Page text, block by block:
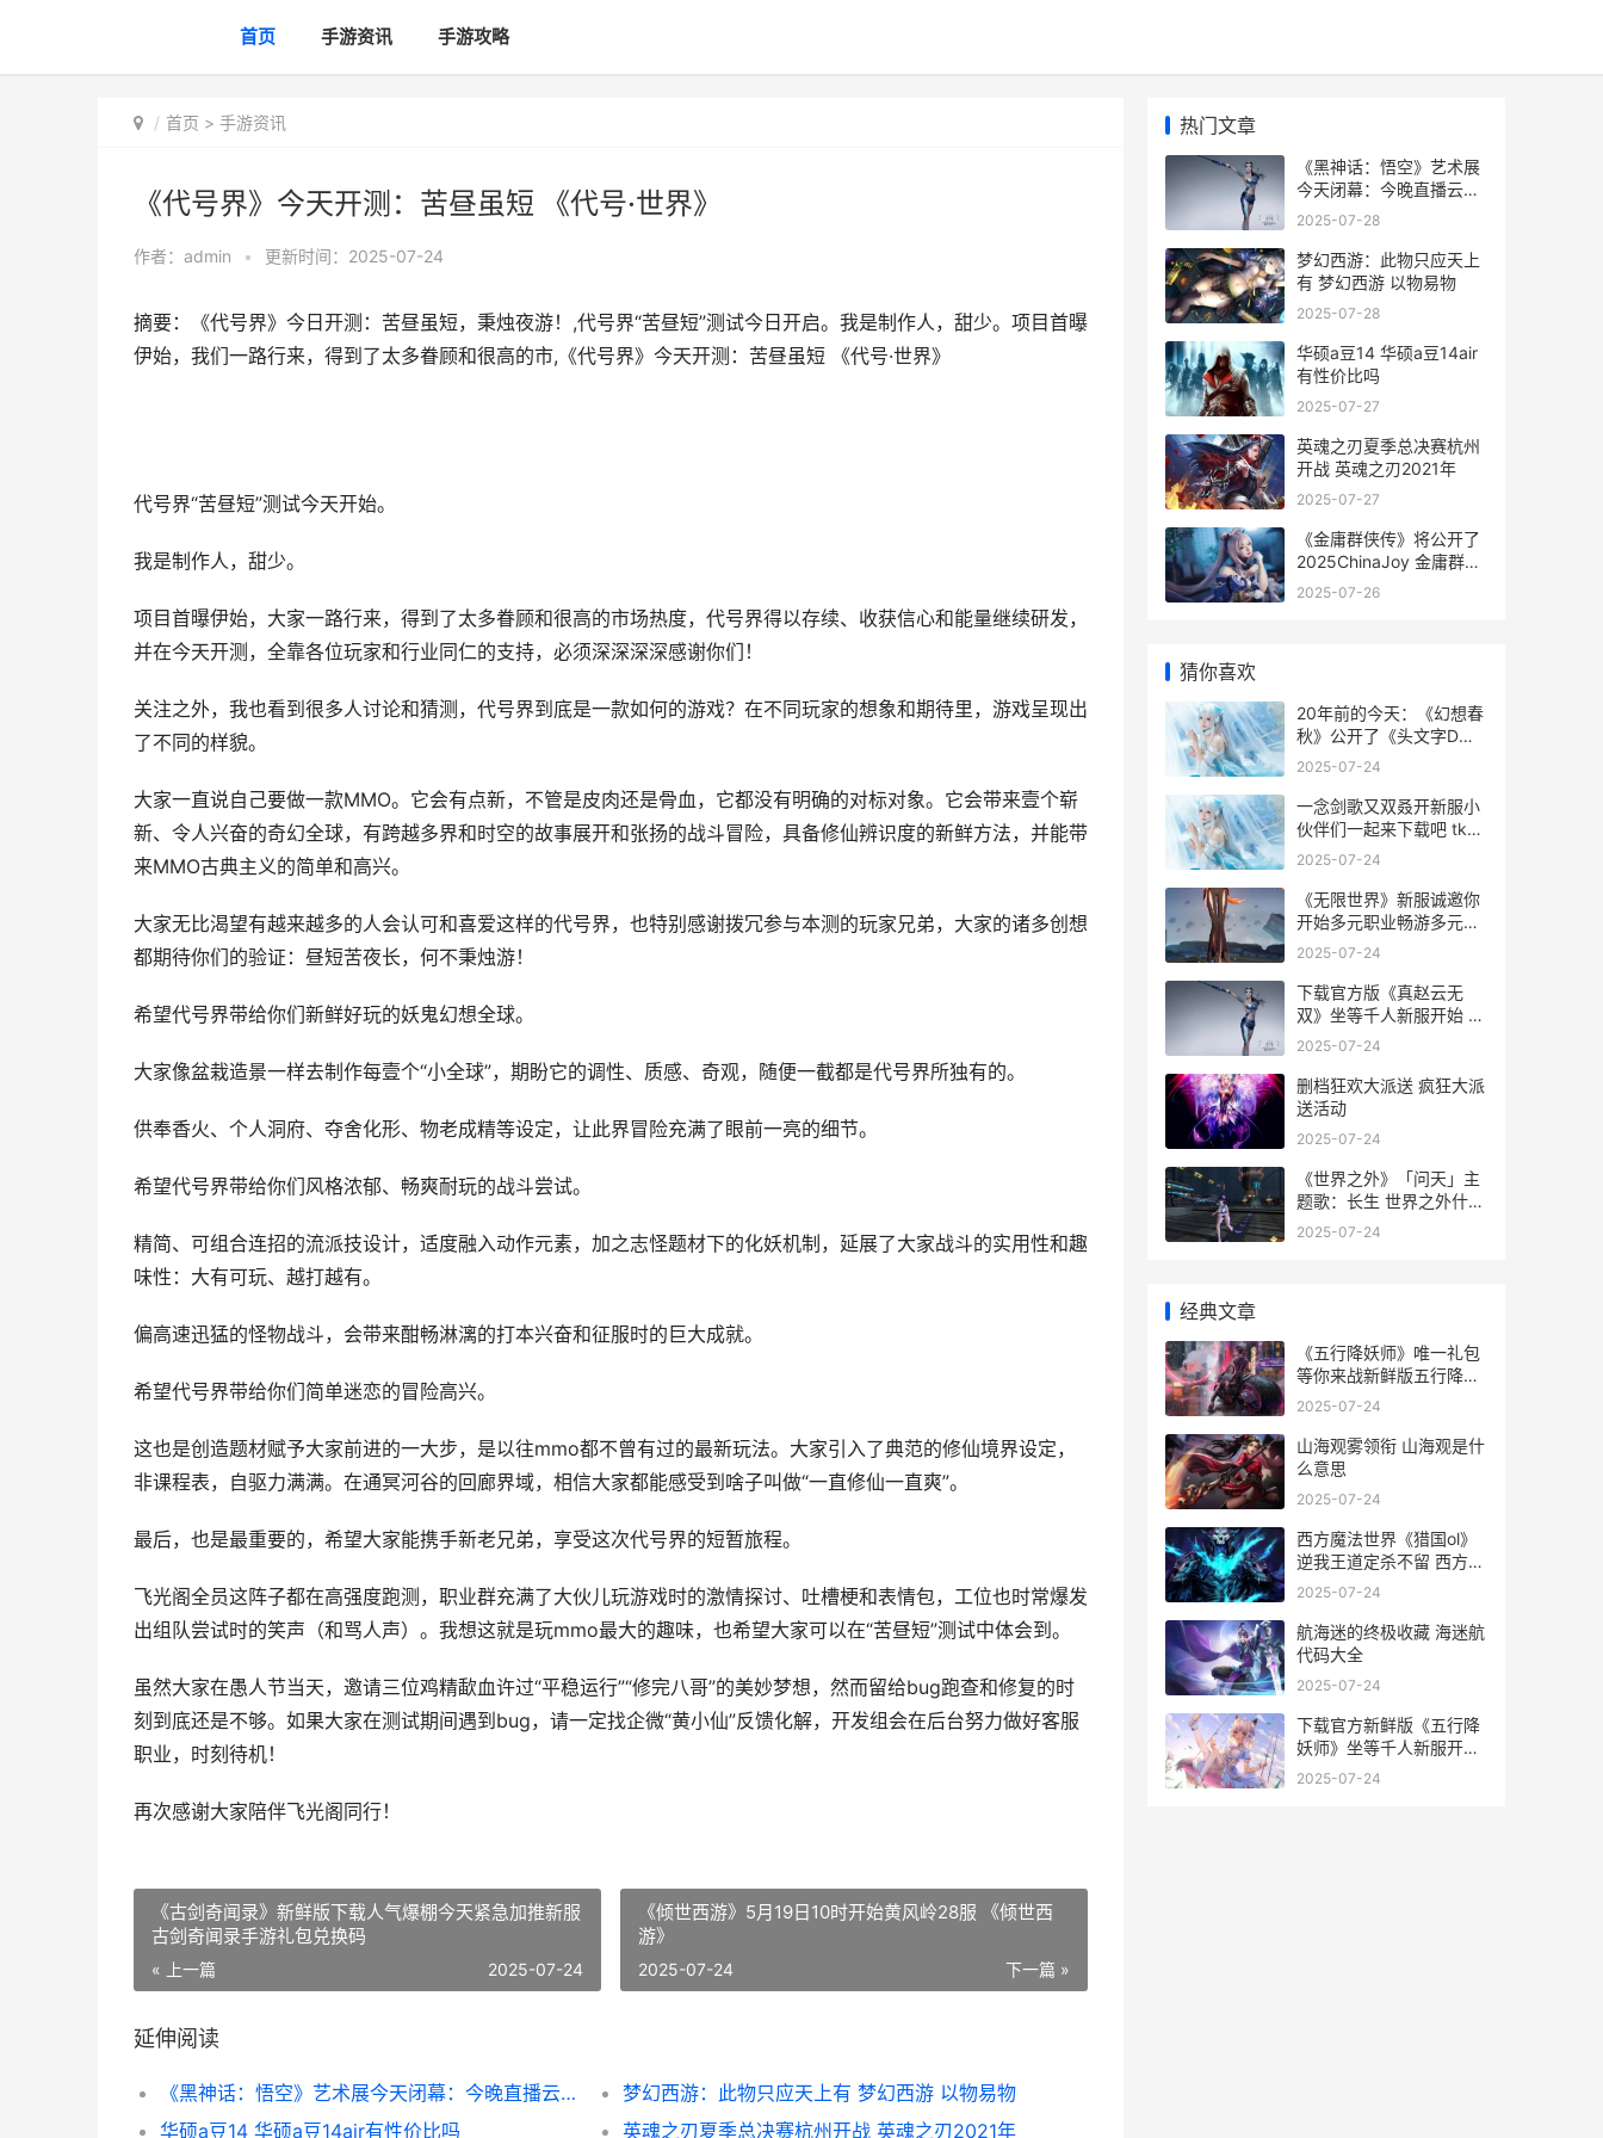
首页 手游资讯 手游攻略
首页 > 手游资讯
《代号界》今天开测：苦昼虽短 《代号·世界》
作者： admin • 更新时间：2025-07-24
摘要：《代号界》今日开测：苦昼虽短，秉烛夜游！,代号界“苦昼短”测试今日开启。我是制作人，甜少。项目首曝
伊始，我们一路行来，得到了太多眷顾和很高的市,《代号界》今天开测：苦昼虽短 《代号·世界》
代号界“苦昼短”测试今天开始。
我是制作人，甜少。
项目首曝伊始，大家一路行来，得到了太多眷顾和很高的市场热度，代号界得以存续、收获信心和能量继续研发，
并在今天开测，全靠各位玩家和行业同仁的支持，必须深深深深感谢你们！
关注之外，我也看到很多人讨论和猜测，代号界到底是一款如何的游戏？在不同玩家的想象和期待里，游戏呈现出
了不同的样貌。
大家一直说自己要做一款MMO。它会有点新，不管是皮肉还是骨血，它都没有明确的对标对象。它会带来壹个崭
新、令人兴奋的奇幻全球，有跨越多界和时空的故事展开和张扬的战斗冒险，具备修仙辨识度的新鲜方法，并能带
来MMO古典主义的简单和高兴。
大家无比渴望有越来越多的人会认可和喜爱这样的代号界，也特别感谢拨冗参与本测的玩家兄弟，大家的诸多创想
都期待你们的验证：昼短苦夜长，何不秉烛游！
希望代号界带给你们新鲜好玩的妖鬼幻想全球。
大家像盆栽造景一样去制作每壹个“小全球”，期盼它的调性、质感、奇观，随便一截都是代号界所独有的。
供奉香火、个人洞府、夺舍化形、物老成精等设定，让此界冒险充满了眼前一亮的细节。
希望代号界带给你们风格浓郁、畅爽耐玩的战斗尝试。
精简、可组合连招的流派技设计，适度融入动作元素，加之志怪题材下的化妖机制，延展了大家战斗的实用性和趣
味性：大有可玩、越打越有。
偏高速迅猛的怪物战斗，会带来酣畅淋漓的打本兴奋和征服时的巨大成就。
希望代号界带给你们简单迷恋的冒险高兴。
这也是创造题材赋予大家前进的一大步，是以往mmo都不曾有过的最新玩法。大家引入了典范的修仙境界设定，
非课程表，自驱力满满。在通冥河谷的回廊界域，相信大家都能感受到啥子叫做“一直修仙一直爽”。
最后，也是最重要的，希望大家能携手新老兄弟，享受这次代号界的短暂旅程。
飞光阁全员这阵子都在高强度跑测，职业群充满了大伙儿玩游戏时的激情探讨、吐槽梗和表情包，工位也时常爆发
出组队尝试时的笑声（和骂人声）。我想这就是玩mmo最大的趣味，也希望大家可以在“苦昼短”测试中体会到。
虽然大家在愚人节当天，邀请三位鸡精歃血许过“平稳运行”“修完八哥”的美妙梦想，然而留给bug跑查和修复的时
刻到底还是不够。如果大家在测试期间遇到bug，请一定找企微“黄小仙”反馈化解，开发组会在后台努力做好客服
职业，时刻待机！
再次感谢大家陪伴飞光阁同行！
《古剑奇闻录》新鲜版下载人气爆棚今天紧急加推新服
古剑奇闻录手游礼包兑换码
« 上一篇 2025-07-24
《倾世西游》5月19日10时开始黄风岭28服 《倾世西
游》
下一篇 »
2025-07-24
延伸阅读
《黑神话：悟空》艺术展今天闭幕：今晚直播云展览 黑神话悟空手游下载正版
梦幻西游：此物只应天上有 梦幻西游 以物易物
华硕a豆14 华硕a豆14air有性价比吗
英魂之刃夏季总决赛杭州开战 英魂之刃2021年
热门文章
《黑神话：悟空》艺术展
今天闭幕：今晚直播云展
览 黑神话悟空手游下载正
2025-07-28
梦幻西游：此物只应天上
有 梦幻西游 以物易物
2025-07-28
华硕a豆14 华硕a豆14air
有性价比吗
2025-07-27
英魂之刃夏季总决赛杭州
开战 英魂之刃2021年
2025-07-27
《金庸群侠传》将公开了
2025ChinaJoy 金庸群侠
传X最强武功组合
2025-07-26
猜你喜欢
20年前的今天：《幻想春
秋》公开了《头文字D》
公开会 20年前的今天是
2025-07-24
一念剑歌又双叒开新服小
伙伴们一起来下载吧 tk一
念之剑2
2025-07-24
《无限世界》新服诚邀你
开始多元职业畅游多元宇
宙 无限世界在线阅读
2025-07-24
下载官方版《真赵云无
双》坐等千人新服开始 真
机下载
2025-07-24
删档狂欢大派送 疯狂大派
送活动
2025-07-24
《世界之外》「问天」主
题歌：长生 世界之外什么
意思
2025-07-24
经典文章
《五行降妖师》唯一礼包
等你来战新鲜版五行降妖
师下载一并送上 五行降妖
2025-07-24
山海观雾领衔 山海观是什
么意思
2025-07-24
西方魔法世界《猎国ol》
逆我王道定杀不留 西方的
魔法世界
2025-07-24
航海迷的终极收藏 海迷航
代码大全
2025-07-24
下载官方新鲜版《五行降
妖师》坐等千人新服开始
下载2020新版
2025-07-24